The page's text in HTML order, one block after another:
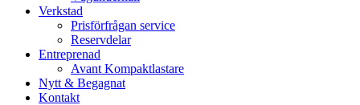
Verkstad
Prisförfrågan service
Reservdelar
Entreprenad
Avant Kompaktlastare
Nytt & Begagnat
Kontakt